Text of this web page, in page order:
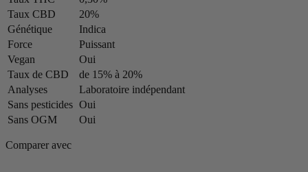
Taux CBD
20%
Génétique
Indica
Force
Puissant
Vegan
Oui
Taux de CBD
de 15% à 20%
Analyses
Laboratoire indépendant
Sans pesticides Oui
Sans OGM
Oui
Comparer avec